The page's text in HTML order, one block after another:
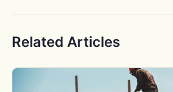
Related Articles